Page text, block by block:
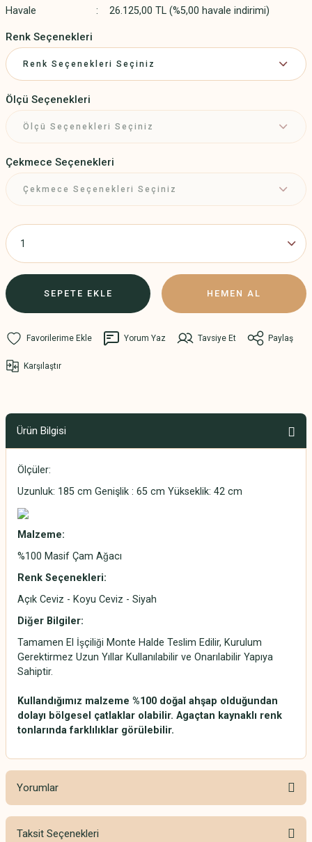
Havale
26.125,00 TL (%5,00 havale indirimi)
Renk Seçenekleri
Ölçü Seçenekleri
Çekmece Seçenekleri
SEPETE EKLE HEMEN AL
Yorum Yaz Tavsiye Et Paylaş
Karşılaştır
Ürün Bilgisi
Ölçüler:
Uzunluk: 185 cm Genişlik : 65 cm Yükseklik: 42 cm
Malzeme:
%100 Masif Çam Ağacı
Renk Seçenekleri:
Açık Ceviz - Koyu Ceviz - Siyah
Diğer Bilgiler:
Tamamen El İşçiliği Monte Halde Teslim Edilir, Kurulum
Gerektirmez Uzun Yıllar Kullanılabilir ve Onarılabilir Yapıya
Sahiptir.
Kullandığımız malzeme %100 doğal ahşap olduğundan
dolayı bölgesel çatlaklar olabilir. Agaçtan kaynaklı renk
tonlarında farklılıklar görülebilir.
Yorumlar
Taksit Seçenekleri